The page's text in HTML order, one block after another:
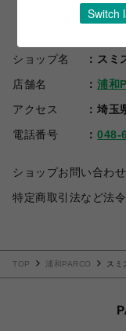
ショップ名
スミ
店舗名
浦和
アクセス
埼玉
電話番号
048-
ショップお問い合わ
特定商取引法など法
TOP 浦和PARCO スミ
Switch